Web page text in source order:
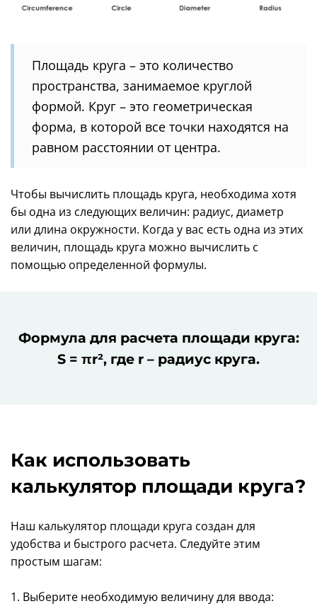
Площадь круга – это количество
пространства, занимаемое круглой
формой. Круг – это геометрическая
форма, в которой все точки находятся на
равном расстоянии от центра.
Чтобы вычислить площадь круга, необходима хотя
бы одна из следующих величин: радиус, диаметр
или длина окружности. Когда у вас есть одна из этих
величин, площадь круга можно вычислить с
помощью определенной формулы.
Формула для расчета площади круга:
S = πr², где r – радиус круга.
Как использовать
калькулятор площади круга?
Наш калькулятор площади круга создан для
удобства и быстрого расчета. Следуйте этим
простым шагам:
1. Выберите необходимую величину для ввода: